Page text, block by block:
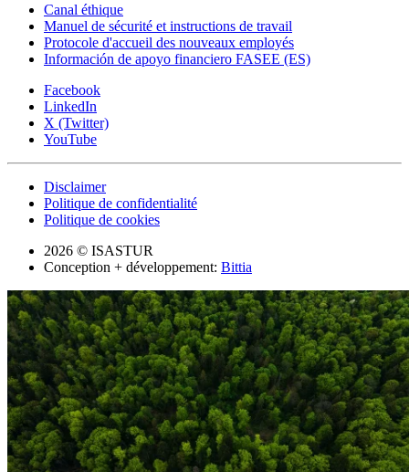
Canal éthique
Manuel de sécurité et instructions de travail
Protocole d'accueil des nouveaux employés
Información de apoyo financiero FASEE (ES)
Facebook
LinkedIn
X (Twitter)
YouTube
Disclaimer
Politique de confidentialité
Politique de cookies
2026 © ISASTUR
Conception + développement: Bittia